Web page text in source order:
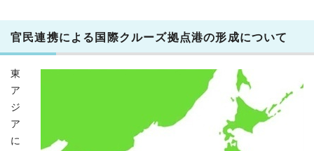
官民連携による国際クルーズ拠点港の形成について
東
ア
ジ
ア
に